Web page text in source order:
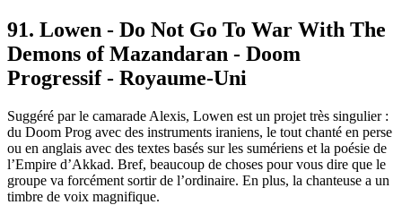
91. Lowen - Do Not Go To War With The
Demons of Mazandaran - Doom
Progressif - Royaume-Uni
Suggéré par le camarade Alexis, Lowen est un projet très singulier :
du Doom Prog avec des instruments iraniens, le tout chanté en perse
ou en anglais avec des textes basés sur les sumériens et la poésie de
l’Empire d’Akkad. Bref, beaucoup de choses pour vous dire que le
groupe va forcément sortir de l’ordinaire. En plus, la chanteuse a un
timbre de voix magnifique.